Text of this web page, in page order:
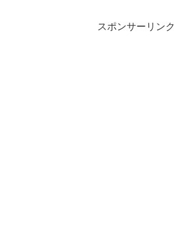
スポンサーリンク